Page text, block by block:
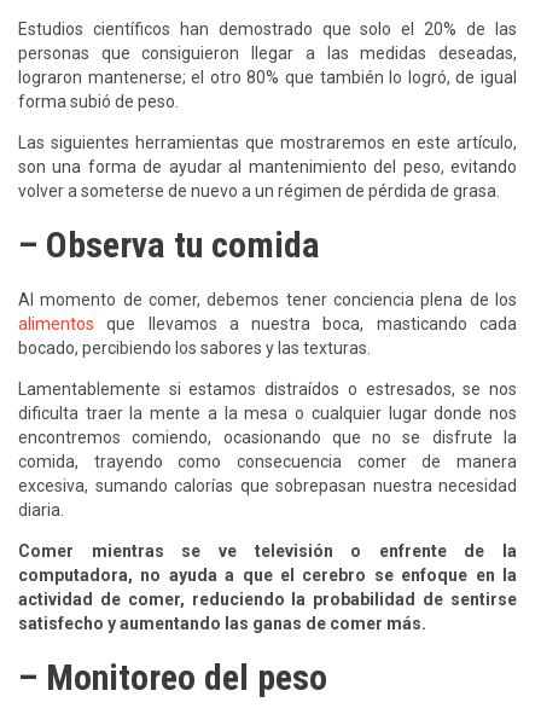
Estudios científicos han demostrado que solo el 20% de las
personas que consiguieron llegar a las medidas deseadas,
lograron mantenerse; el otro 80% que también lo logró, de igual
forma subió de peso.
Las siguientes herramientas que mostraremos en este artículo,
son una forma de ayudar al mantenimiento del peso, evitando
volver a someterse de nuevo a un régimen de pérdida de grasa.
– Observa tu comida
Al momento de comer, debemos tener conciencia plena de los
alimentos
que llevamos a nuestra boca, masticando cada
bocado, percibiendo los sabores y las texturas.
Lamentablemente si estamos distraídos o estresados, se nos
dificulta traer la mente a la mesa o cualquier lugar donde nos
encontremos comiendo, ocasionando que no se disfrute la
comida, trayendo como consecuencia comer de manera
excesiva, sumando calorías que sobrepasan nuestra necesidad
diaria.
Comer mientras se ve televisión o enfrente de la
computadora, no ayuda a que el cerebro se enfoque en la
actividad de comer, reduciendo la probabilidad de sentirse
satisfecho y aumentando las ganas de comer más.
– Monitoreo del peso